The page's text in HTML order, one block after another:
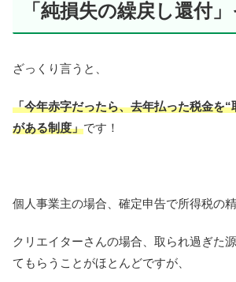
「純損失の繰戻し還付
ざっくり言うと、
「今年赤字だったら、去年払った税金を“
がある制度」です！
個人事業主の場合、確定申告で所得税の
クリエイターさんの場合、取られ過ぎた
てもらうことがほとんどですが、